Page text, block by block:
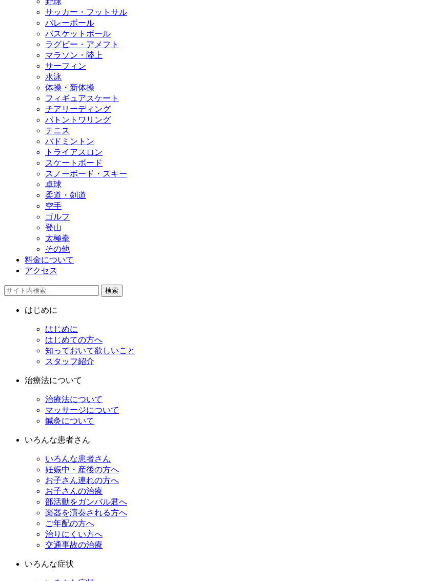
サッカー・フットサル
バレーボール
バスケットボール
ラグビー・アメフト
マラソン・陸上
サーフィン
水泳
体操・新体操
フィギュアスケート
チアリーディング
バトントワリング
テニス
バドミントン
トライアスロン
スケートボード
スノーボード・スキー
卓球
柔道・剣道
空手
ゴルフ
登山
太極拳
その他
料金について
アクセス
検索
はじめに
はじめに
はじめての方へ
知っておいて欲しいこと
スタッフ紹介
治療法について
治療法について
マッサージについて
鍼灸について
いろんな患者さん
いろんな患者さん
妊娠中・産後の方へ
お子さん連れの方へ
お子さんの治療
部活動をガンバル君へ
楽器を演奏される方へ
ご年配の方へ
治りにくい方へ
交通事故の治療
いろんな症状